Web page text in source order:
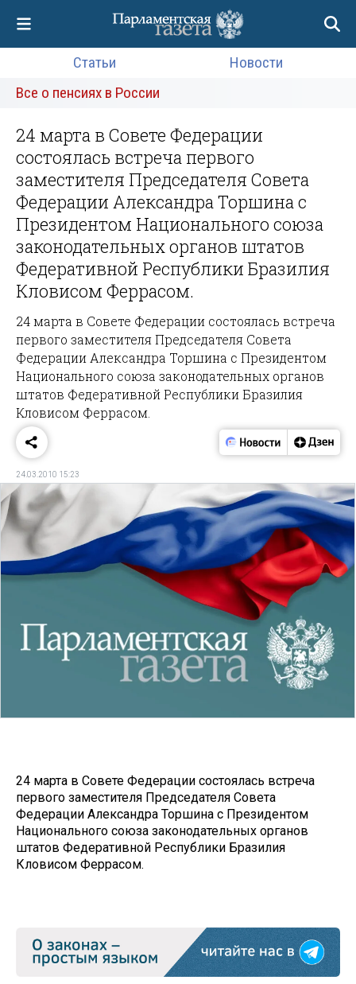
Статьи
Новости
Все о пенсиях в России
24 марта в Совете Федерации
состоялась встреча первого
заместителя Председателя Совета
Федерации Александра Торшина с
Президентом Национального союза
законодательных органов штатов
Федеративной Республики Бразилия
Кловисом Феррасом.
24 марта в Совете Федерации состоялась встреча
первого заместителя Председателя Совета
Федерации Александра Торшина с Президентом
Национального союза законодательных органов
штатов Федеративной Республики Бразилия
Кловисом Феррасом.
24.03.2010 15:23
24 марта в Совете Федерации состоялась встреча
первого заместителя Председателя Совета
Федерации Александра Торшина с Президентом
Национального союза законодательных органов
штатов Федеративной Республики Бразилия
Кловисом Феррасом.